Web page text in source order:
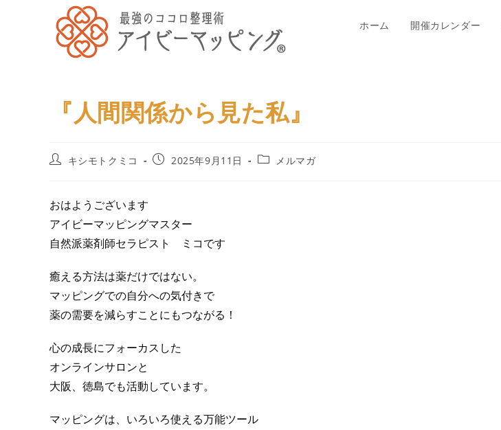
ホーム 開催カレンダー
『人間関係から見た私』
キシモトクミコ 2025年9月11日 メルマガ
おはようございます
アイビーマッピングマスター
自然派薬剤師セラピスト ミコです
癒える方法は薬だけではない。
マッピングでの自分への気付きで
薬の需要を減らすことにもつながる！
心の成長にフォーカスした
オンラインサロンと
大阪、徳島でも活動しています。
マッピングは、いろいろ使える万能ツール